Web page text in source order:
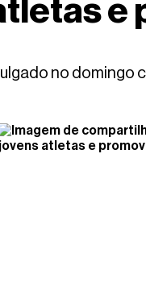
e
no domingo